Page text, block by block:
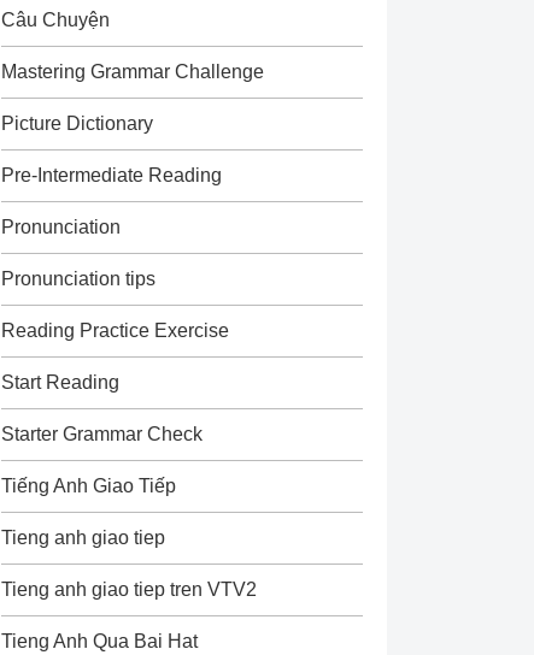
Câu Chuyện
Mastering Grammar Challenge
Picture Dictionary
Pre-Intermediate Reading
Pronunciation
Pronunciation tips
Reading Practice Exercise
Start Reading
Starter Grammar Check
Tiếng Anh Giao Tiếp
Tieng anh giao tiep
Tieng anh giao tiep tren VTV2
Tieng Anh Qua Bai Hat